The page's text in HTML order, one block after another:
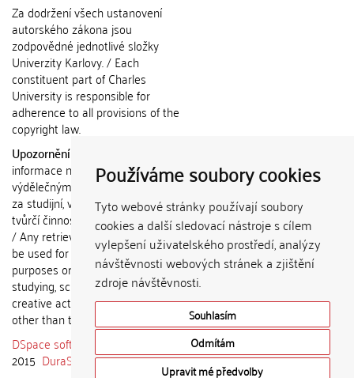
Používáme soubory cookies
Tyto webové stránky používají soubory
cookies a další sledovací nástroje s cílem
vylepšení uživatelského prostředí, analýzy
návštěvnosti webových stránek a zjištění
zdroje návštěvnosti.
Souhlasím
Odmítám
Upravit mé předvolby
Za dodržení všech ustanovení
autorského zákona jsou
zodpovědné jednotlivé složky
Univerzity Karlovy. / Each
constituent part of Charles
University is responsible for
adherence to all provisions of the
copyright law.
Upozornění / Notice:
informace nemohou být použity k
výdělečným účelům nebo vydávány
za studijní, vědeckou nebo jinou
tvůrčí činnost jiné osoby než autora.
/ Any retrieved information shall not
be used for any commercial
purposes or claimed as results of
studying, scientific or any other
creative activities of any person
other than the author.
DSpace software
copyright © 2002-
2015 DuraSpace